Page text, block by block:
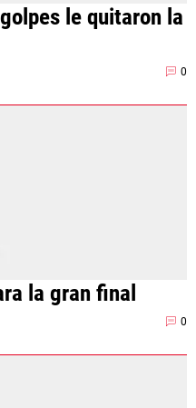
le quitaron la
0
la gran final
0